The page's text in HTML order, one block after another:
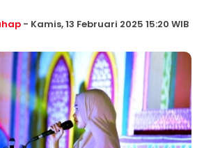
- Kamis, 13 Februari 2025 15:20 WIB